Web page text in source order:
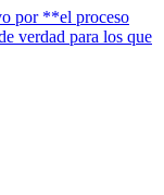
por **el proceso
verdad para los que